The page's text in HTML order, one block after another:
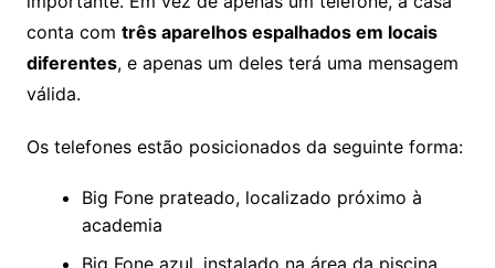
conta com três aparelhos espalhados em locais
diferentes, e apenas um deles terá uma mensagem
válida.
Os telefones estão posicionados da seguinte forma:
Big Fone prateado, localizado próximo à
academia
Big Fone azul, instalado na área da piscina